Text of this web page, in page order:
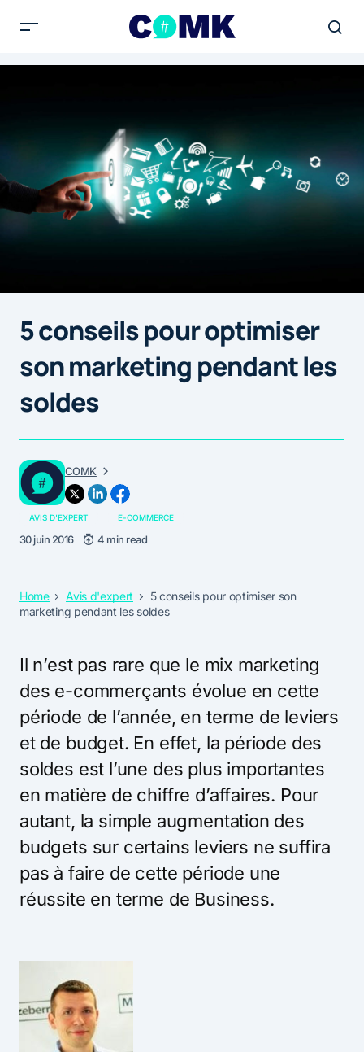
5 conseils pour optimiser
son marketing pendant les
soldes
COMK
AVIS D'EXPERT E-COMMERCE
30 juin 2016 4 min read
Home Avis d'expert
5 conseils pour optimiser son
marketing pendant les soldes
Il n’est pas rare que le mix marketing
des e-commerçants évolue en cette
période de l’année, en terme de leviers
et de budget. En effet, la période des
soldes est l’une des plus importantes
en matière de chiffre d’affaires. Pour
autant, la simple augmentation des
budgets sur certains leviers ne suffira
pas à faire de cette période une
réussite en terme de Business.